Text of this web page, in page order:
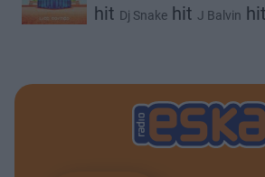
hit Dj Snake hit J Balvin hit